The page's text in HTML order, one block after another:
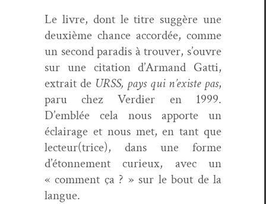
Le livre, dont le titre sug­gère une
deux­ième chance accordée, comme
un sec­ond par­adis à trou­ver, s’ouvre
sur une cita­tion d’Armand Gat­ti,
extrait de URSS, pays qui n’existe pas,
paru chez Verdier en 1999.
D’emblée cela nous apporte un
éclairage et nous met, en tant que
lecteur(trice), dans une forme
d’étonnement curieux, avec un
« com­ment ça ? » sur le bout de la
langue.